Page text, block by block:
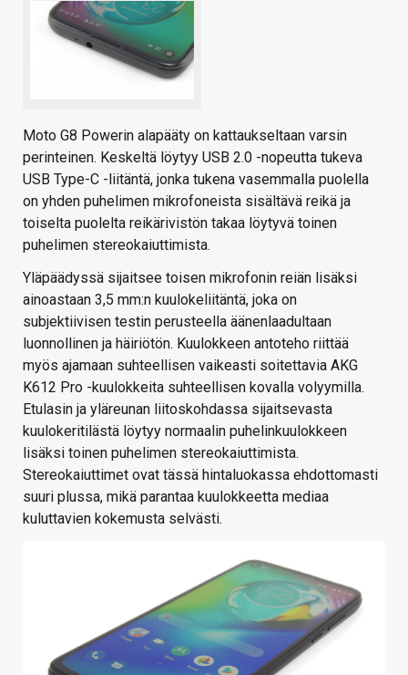
Moto G8 Powerin alapääty on kattaukseltaan varsin
perinteinen. Keskeltä löytyy USB 2.0 -nopeutta tukeva
USB Type-C -liitäntä, jonka tukena vasemmalla puolella
on yhden puhelimen mikrofoneista sisältävä reikä ja
toiselta puolelta reikärivistön takaa löytyvä toinen
puhelimen stereokaiuttimista.
Yläpäädyssä sijaitsee toisen mikrofonin reiän lisäksi
ainoastaan 3,5 mm:n kuulokeliitäntä, joka on
subjektiivisen testin perusteella äänenlaadultaan
luonnollinen ja häiriötön. Kuulokkeen antoteho riittää
myös ajamaan suhteellisen vaikeasti soitettavia AKG
K612 Pro -kuulokkeita suhteellisen kovalla volyymilla.
Etulasin ja yläreunan liitoskohdassa sijaitsevasta
kuulokeritilästä löytyy normaalin puhelinkuulokkeen
lisäksi toinen puhelimen stereokaiuttimista.
Stereokaiuttimet ovat tässä hintaluokassa ehdottomasti
suuri plussa, mikä parantaa kuulokkeetta mediaa
kuluttavien kokemusta selvästi.